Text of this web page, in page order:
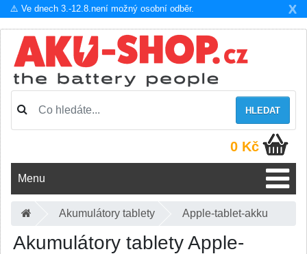
X
⚠️ Ve dnech 3.-12.8.není možný osobní odběr.
HLEDAT
0 Kč
Menu
Akumulátory tablety Apple-tablet-akku
Akumulátory tablety Apple-